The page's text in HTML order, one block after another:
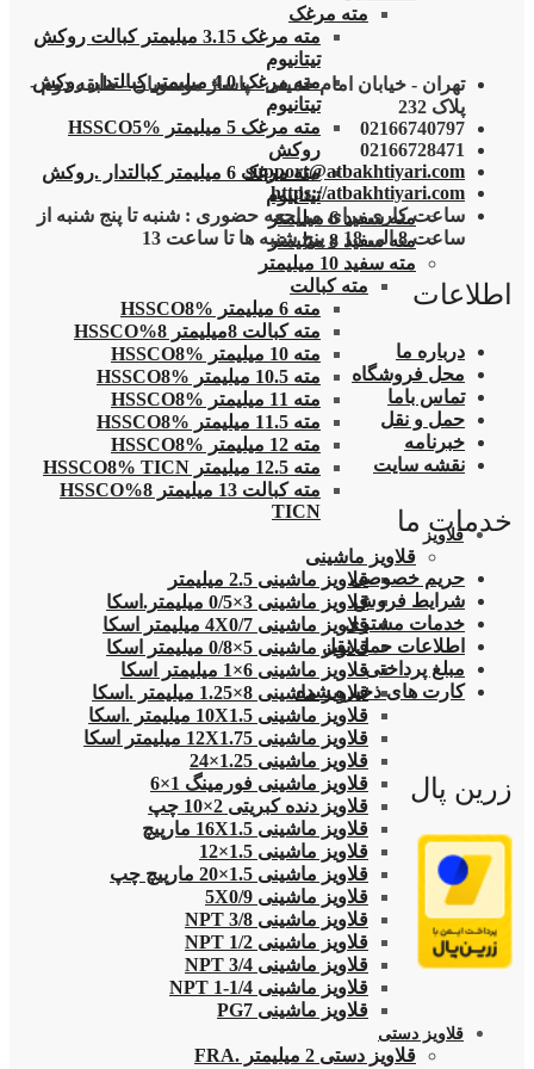
مته مرغک
مته مرغک 3.15 میلیمتر کبالت روکش
تیتانیوم
مته مرغک 4.0 میلیمتر کبالتدار روکش
تیتانیوم
مته مرغک 5 میلیمتر HSSCO5%
روکش
مته مرغک 6 میلیمتر کبالتدار .روکش
تیتانیوم
مته سفید 6 میلیمتر
مته سفید 8 میلیمتر
مته سفید 10 میلیمتر
مته کبالت
مته 6 میلیمتر HSSCO8%
مته کبالت 8میلیمتر 8%HSSCO
مته 10 میلیمتر HSSCO8%
مته 10.5 میلیمتر HSSCO8%
مته 11 میلیمتر HSSCO8%
مته 11.5 میلیمتر HSSCO8%
مته 12 میلیمتر HSSCO8%
مته 12.5 میلیمتر HSSCO8% TICN
مته کبالت 13 میلیمتر 8%HSSCO
TICN
قلاویز
قلاویز ماشینی
قلاویز ماشینی 2.5 میلیمتر
قلاویز ماشینی 3×0/5 میلیمتر.اسکا
قلاویز ماشینی 4X0/7 میلیمتر اسکا
قلاویز ماشینی 5×0/8 میلیمتر اسکا
قلاویز ماشینی 6×1 میلیمتر اسکا
قلاویز ماشینی 8×1.25 میلیمتر .اسکا
قلاویز ماشینی 10X1.5 میلیمتر .اسکا
قلاویز ماشینی 12X1.75 میلیمتر اسکا
قلاویز ماشینی 1.25×24
قلاویز ماشینی فورمینگ 1×6
قلاویز دنده کبریتی 2×10 چپ
قلاویز ماشینی 16X1.5 مارپیچ
قلاویز ماشینی 1.5×12
قلاویز ماشینی 1.5×20 مارپیچ چپ
قلاویز ماشینی 5X0/9
قلاویز ماشینی 3/8 NPT
قلاویز ماشینی 1/2 NPT
قلاویز ماشینی 3/4 NPT
قلاویز ماشینی 1/4-1 NPT
قلاویز ماشینی PG7
قلاویز دستی
قلاویز دستی 2 میلیمتر .FRA
تهران - خیابان امام خمینی - پاساژ موسویان - طبقه دوم -
پلاک 232
02166740797
02166728471
support@atbakhtiyari.com
https://atbakhtiyari.com
ساعت کاری برای مراجعه حضوری : شنبه تا پنج شنبه از
ساعت 8 الی 18 و پنج شنبه ها تا ساعت 13
اطلاعات
درباره ما
محل فروشگاه
تماس باما
حمل و نقل
خبرنامه
نقشه سایت
خدمات ما
حریم خصوصی
شرایط فروش
خدمات مشتری
اطلاعات حمل نقل
مبلغ پرداختی
کارت های ذخیره شده
زرین پال